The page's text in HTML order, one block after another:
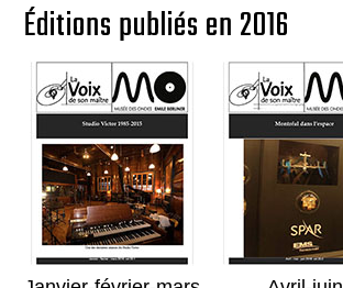
Éditions publiés en 2016